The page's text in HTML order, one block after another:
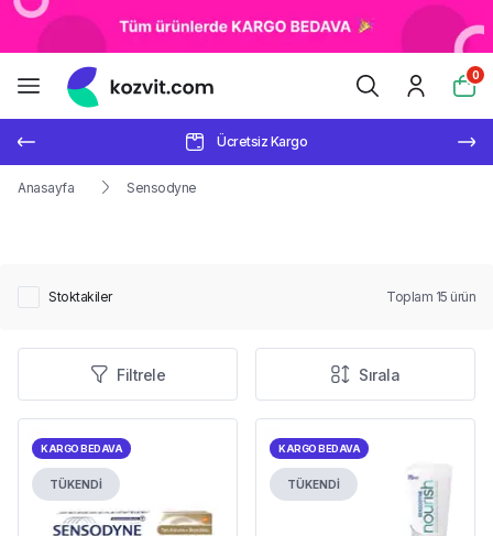
0
Ücretsiz Kargo
Anasayfa Sensodyne
Stoktakiler Toplam 15 ürün
Filtrele Sırala
KARGO BEDAVA
TÜKENDİ
KARGO BEDAVA
TÜKENDİ